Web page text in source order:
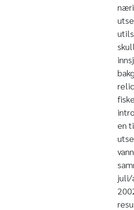
en
juli/